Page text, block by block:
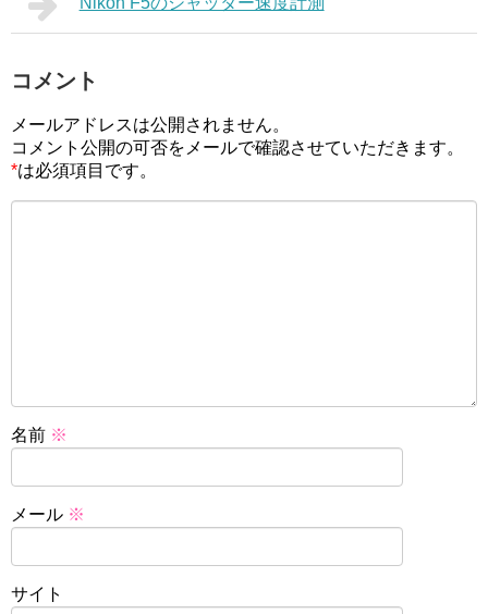
コメント
メールアドレスは公開されません。
コメント公開の可否をメールで確認させていただきます。
*は必須項目です。
名前 ※
メール ※
サイト